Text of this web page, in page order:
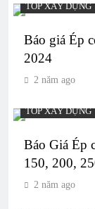
TOP XÂY DỰNG
Báo giá Ép
2024
2 năm ago
TOP XÂY DỰNG
Báo Giá Ép
150, 200,
2 năm ago